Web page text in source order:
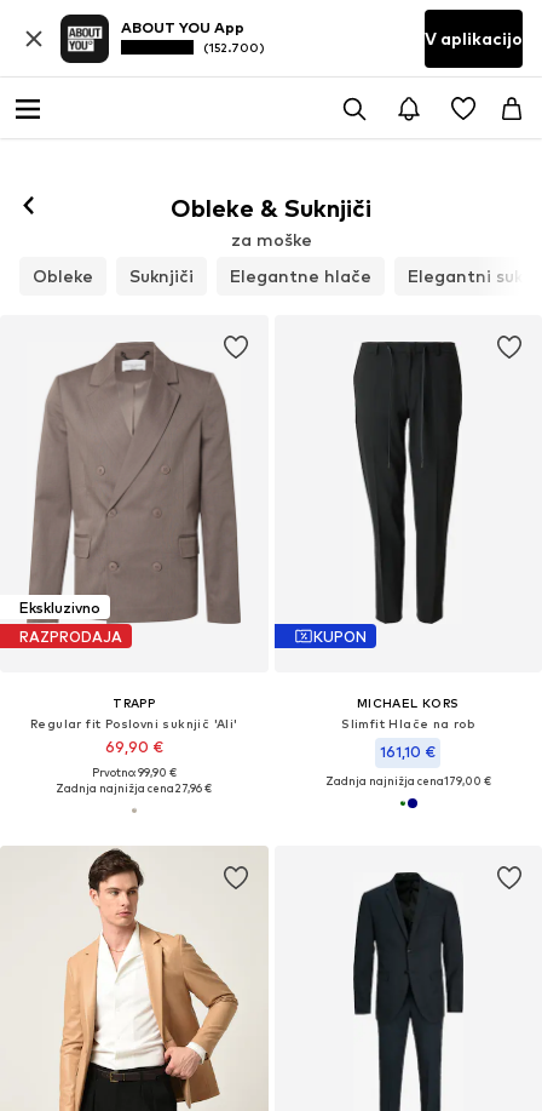
ABOUT YOU App
(152.700) V aplikacijo
Obleke & Suknjiči
za moške
Obleke
Suknjiči Elegantne hlače Elegantni
Ekskluzivno
RAZPRODAJA
TRAPP
Regular fit Poslovni suknjič 'Ali'
69,90 €
Prvotno: 99,90 €
Zadnja najnižja cena27,96 €
KUPON
MICHAEL KORS
Slimfit Hlače na rob
161,10 €
Zadnja najnižja cena179,00 €